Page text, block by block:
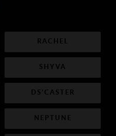
RACHEL
SHYVA
DS'CASTER
NEPTUNE